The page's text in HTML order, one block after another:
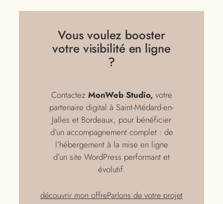
Vous voulez booster
votre visibilité en ligne
?
Contactez MonWeb Studio,votre
partenaire digital à Saint-Médard-en-
Jalles et Bordeaux, pour bénéficier
d’un accompagnement complet : de
l’hébergement à la mise en ligne
d’un site WordPress performant et
évolutif.
découvrir mon offreParlons de votre projet